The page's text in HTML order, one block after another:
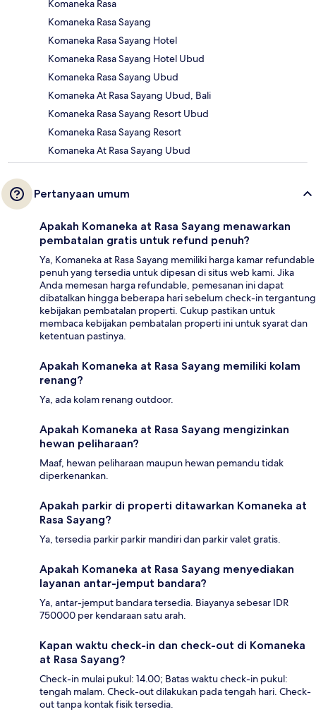
Komaneka Rasa
Komaneka Rasa Sayang
Komaneka Rasa Sayang Hotel
Komaneka Rasa Sayang Hotel Ubud
Komaneka Rasa Sayang Ubud
Komaneka At Rasa Sayang Ubud, Bali
Komaneka Rasa Sayang Resort Ubud
Komaneka Rasa Sayang Resort
Komaneka At Rasa Sayang Ubud
Pertanyaan umum
Apakah Komaneka at Rasa Sayang menawarkan
pembatalan gratis untuk refund penuh?
Ya, Komaneka at Rasa Sayang memiliki harga kamar refundable
penuh yang tersedia untuk dipesan di situs web kami. Jika
Anda memesan harga refundable, pemesanan ini dapat
dibatalkan hingga beberapa hari sebelum check-in tergantung
kebijakan pembatalan properti. Cukup pastikan untuk
membaca kebijakan pembatalan properti ini untuk syarat dan
ketentuan pastinya.
Apakah Komaneka at Rasa Sayang memiliki kolam
renang?
Ya, ada kolam renang outdoor.
Apakah Komaneka at Rasa Sayang mengizinkan
hewan peliharaan?
Maaf, hewan peliharaan maupun hewan pemandu tidak
diperkenankan.
Apakah parkir di properti ditawarkan Komaneka at
Rasa Sayang?
Ya, tersedia parkir parkir mandiri dan parkir valet gratis.
Apakah Komaneka at Rasa Sayang menyediakan
layanan antar-jemput bandara?
Ya, antar-jemput bandara tersedia. Biayanya sebesar IDR
750000 per kendaraan satu arah.
Kapan waktu check-in dan check-out di Komaneka
at Rasa Sayang?
Check-in mulai pukul: 14.00; Batas waktu check-in pukul:
tengah malam. Check-out dilakukan pada tengah hari. Check-
out tanpa kontak fisik tersedia.